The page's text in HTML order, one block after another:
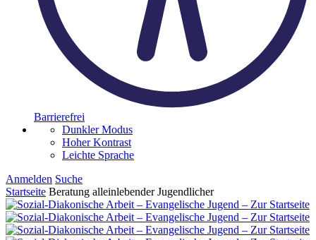
Barrierefrei
Dunkler Modus
Hoher Kontrast
Leichte Sprache
Anmelden Suche
Startseite Beratung alleinlebender Jugendlicher